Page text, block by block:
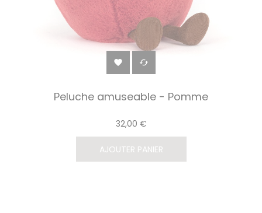
 
Peluche amuseable - Pomme
32,00 €
AJOUTER PANIER